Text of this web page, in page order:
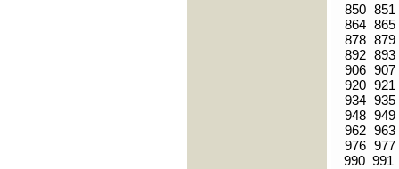
850 851
864 865
878 879
892 893
906 907
920 921
934 935
948 949
962 963
976 977
990 991